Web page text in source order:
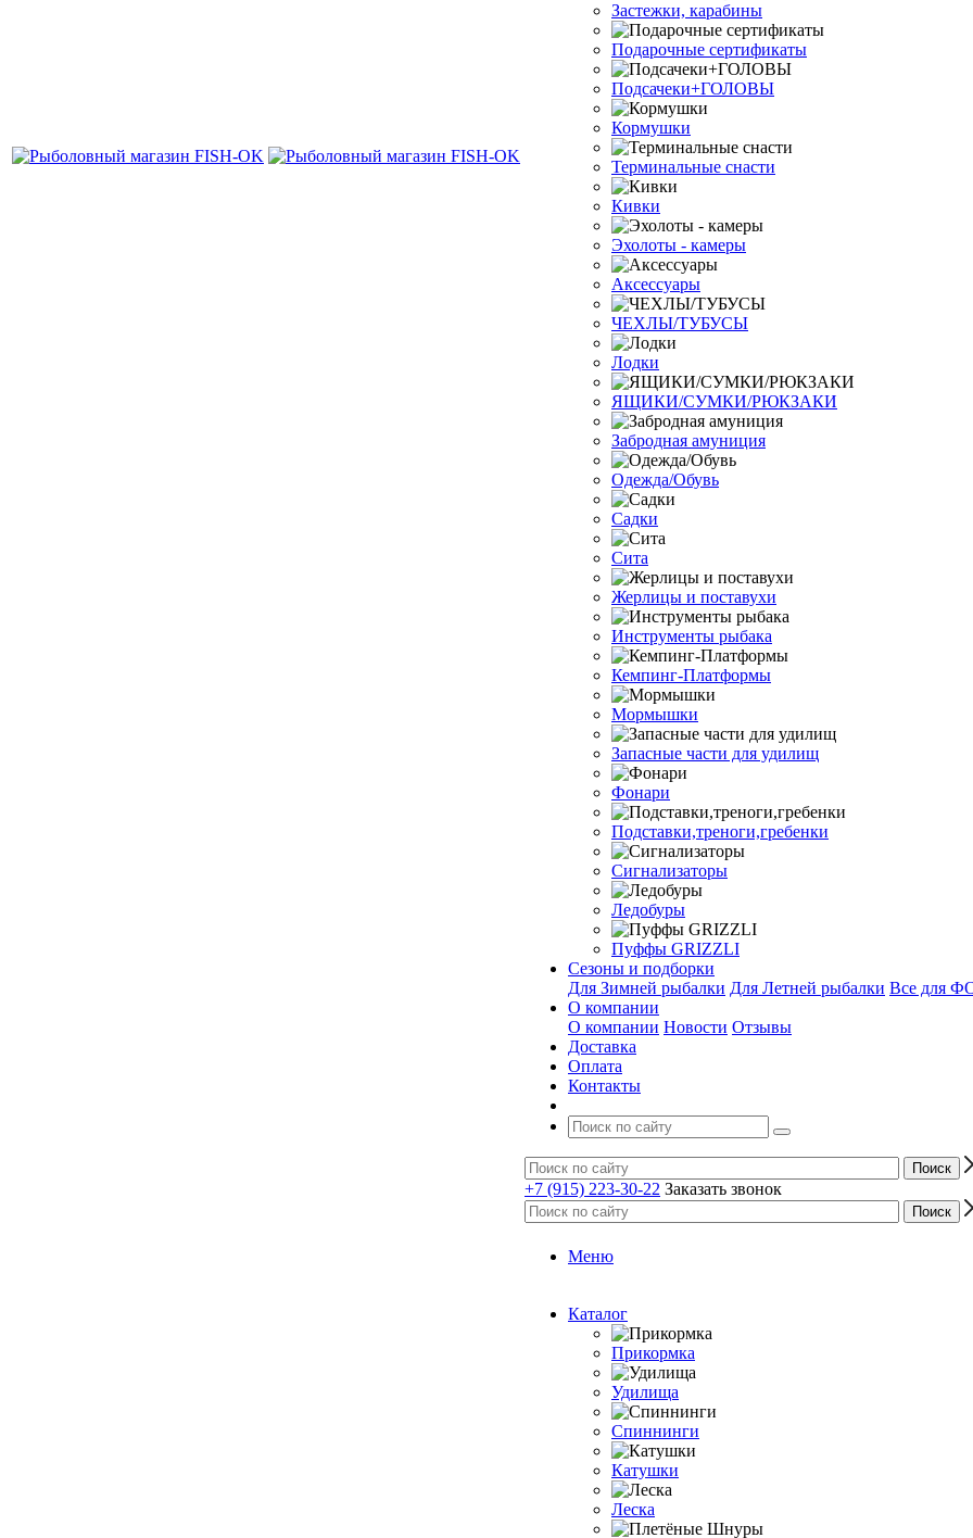
Застежки, карабины
Подарочные сертификаты
Подсачеки+ГОЛОВЫ
Кормушки
Терминальные снасти
Кивки
Эхолоты - камеры
Аксессуары
ЧЕХЛЫ/ТУБУСЫ
Лодки
ЯЩИКИ/СУМКИ/РЮКЗАКИ
Забродная амуниция
Одежда/Обувь
Садки
Сита
Жерлицы и поставухи
Инструменты рыбака
Кемпинг-Платформы
Мормышки
Запасные части для удилищ
Фонари
Подставки,треноги,гребенки
Сигнализаторы
Ледобуры
Пуффы GRIZZLI
Сезоны и подборки
Для Зимней рыбалки Для Летней рыбалки Все для
О компании
О компании Новости Отзывы
Доставка
Оплата
Контакты
+7 (915) 223-30-22 Заказать звонок
Меню
Каталог
Прикормка
Удилища
Спиннинги
Катушки
Леска